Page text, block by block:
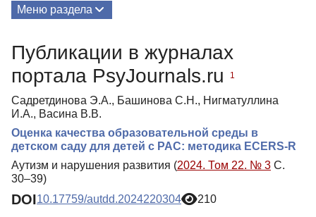
Меню раздела
Публикации в журналах
портала PsyJournals.ru
1
Садретдинова Э.А., Башинова С.Н., Нигматуллина
И.А., Васина В.В.
Оценка качества образовательной среды в
детском саду для детей с РАС: методика ECERS-R
Аутизм и нарушения развития (2024. Том 22. № 3 С.
30–39)
DOI10.17759/autdd.2024220304 210